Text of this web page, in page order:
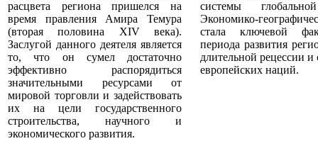
расцвета региона пришелся на
время правления Амира Темура
(вторая половина XIV века).
Заслугой данного деятеля является
то, что он сумел достаточно
эффективно распорядиться
значительными ресурсами от
мировой торговли и задействовать
их на цели государственного
строительства, научного и
экономического развития.
системы
Экономико-
стала ключевой
периода развития
длительной рецессии и
европейских наций.